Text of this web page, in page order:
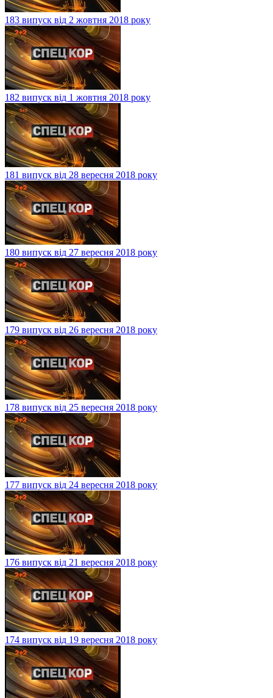
183 випуск від 2 жовтня 2018 року
182 випуск від 1 жовтня 2018 року
181 випуск від 28 вересня 2018 року
180 випуск від 27 вересня 2018 року
179 випуск від 26 вересня 2018 року
178 випуск від 25 вересня 2018 року
177 випуск від 24 вересня 2018 року
176 випуск від 21 вересня 2018 року
174 випуск від 19 вересня 2018 року